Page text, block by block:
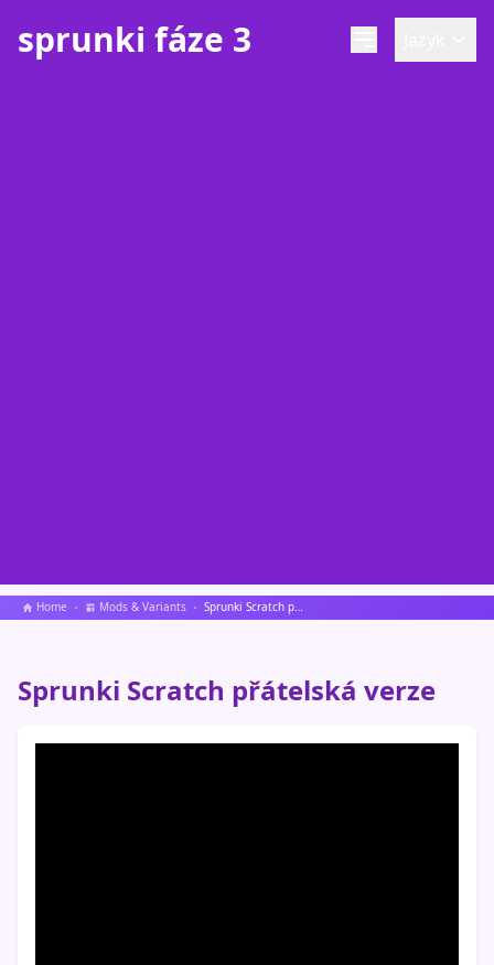
sprunki fáze 3
Home Mods & Variants Sprunki Scratch přátelská verze
Sprunki Scratch přátelská verze